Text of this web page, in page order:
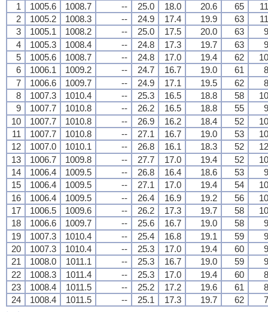
1
1005.6 1008.7 -- 25.0 18.0 20.6 65
2
1005.2 1008.3 -- 24.9 17.4 19.9 63
3
1005.1 1008.2 -- 25.0 17.5 20.0 63
4
1005.3 1008.4 -- 24.8 17.3 19.7 63
5
1005.6 1008.7 -- 24.8 17.0 19.4 62
6
1006.1 1009.2 -- 24.7 16.7 19.0 61
7
1006.6 1009.7 -- 24.9 17.1 19.5 62
8
1007.3 1010.4 -- 25.3 16.5 18.8 58
9
1007.7 1010.8 -- 26.2 16.5 18.8 55
10
1007.7 1010.8 -- 26.9 16.2 18.4 52
11
1007.7 1010.8 -- 27.1 16.7 19.0 53
12
1007.0 1010.1 -- 26.8 16.1 18.3 52
13
1006.7 1009.8 -- 27.7 17.0 19.4 52
14
1006.4 1009.5 -- 26.8 16.4 18.6 53
15
1006.4 1009.5 -- 27.1 17.0 19.4 54
16
1006.4 1009.5 -- 26.4 16.9 19.2 56
17
1006.5 1009.6 -- 26.2 17.3 19.7 58
18
1006.6 1009.7 -- 25.6 16.7 19.0 58
19
1007.3 1010.4 -- 25.4 16.8 19.1 59
20
1007.3 1010.4 -- 25.3 17.0 19.4 60
21
1008.0 1011.1 -- 25.3 16.7 19.0 59
22
1008.3 1011.4 -- 25.3 17.0 19.4 60
23
1008.4 1011.5 -- 25.2 17.2 19.6 61
24
1008.4 1011.5 -- 25.1 17.3 19.7 62